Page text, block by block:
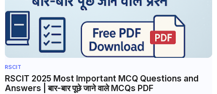
RSCIT
RSCIT 2025 Most Important MCQ Questions and
Answers | बार-बार पूछे जाने वाले MCQs PDF